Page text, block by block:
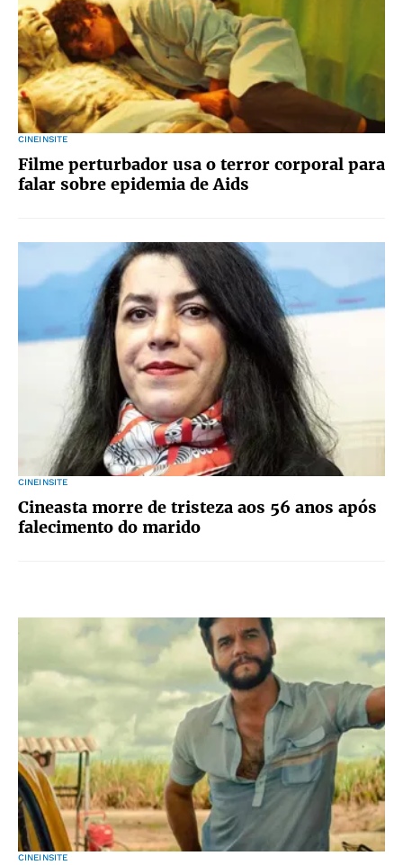
CINEINSITE
Filme perturbador usa o terror corporal para
falar sobre epidemia de Aids
CINEINSITE
Cineasta morre de tristeza aos 56 anos após
falecimento do marido
CINEINSITE